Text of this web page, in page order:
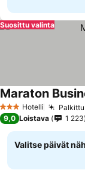
Suosittu valinta
3 Tähtiluokitus
Hotelli
Maraton
9,0 Loistava 1 223
Valitse päivät